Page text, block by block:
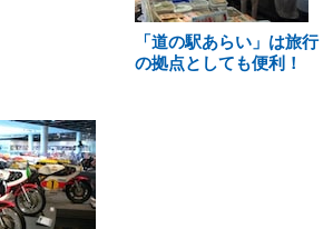
「道の駅あらい」は旅行
の拠点としても便利！